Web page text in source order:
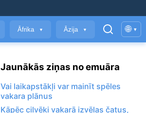
Āfrika ▼ Āzija ▼ 🌐 ▾
Jaunākās ziņas no emuāra
Vai laikapstākļi var mainīt spēles
vakara plānus
Kāpēc cilvēki vakarā izvēlas čatus,